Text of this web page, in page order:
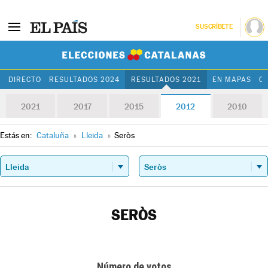
SUSCRÍBETE
DIRECTO RESULTADOS 2024 RESULTADOS 2021 EN MAPAS
2021 2017 2015 2012 2010
Estás en: Cataluña » Lleida » Seròs
SERÒS